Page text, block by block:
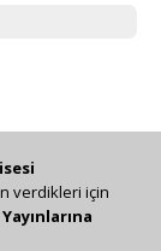
verdikleri için